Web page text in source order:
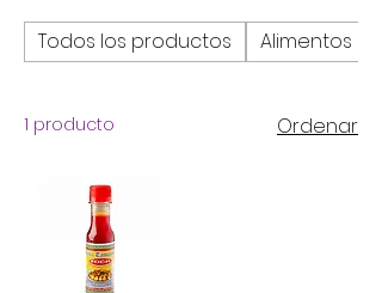
Todos los productos Alimentos
1 producto Ordenar